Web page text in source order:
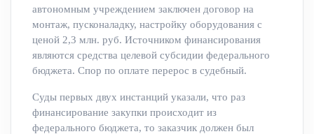
автономным учреждением заключен договор на
монтаж, пусконаладку, настройку оборудования с
ценой 2,3 млн. руб. Источником финансирования
являются средства целевой субсидии федерального
бюджета. Спор по оплате перерос в судебный.
Суды первых двух инстанций указали, что раз
финансирование закупки происходит из
федерального бюджета, то заказчик должен был